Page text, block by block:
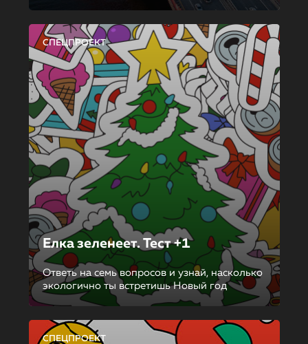
СПЕЦПРОЕКТ
Елка зеленеет. Тест +1
Ответь на семь вопросов и узнай, насколько
экологично ты встретишь Новый год
СПЕЦПРОЕКТ